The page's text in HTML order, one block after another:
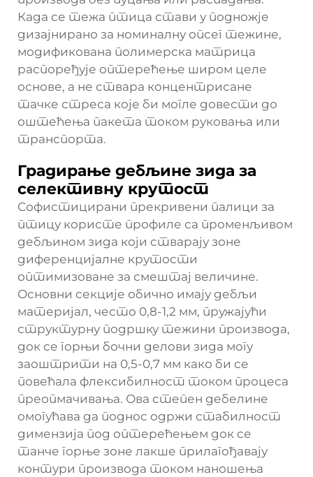
Када се тежа птица стави у подножје
дизајнирано за номиналну опсег тежине,
модификована полимерска матрица
распоређује оптерећење широм целе
основе, а не ствара концентрисане
тачке стреса које би могле довести до
оштећења пакета током руковања или
транспорта.
Градирање дебљине зида за
селективну крутост
Софистицирани прекривени палици за
птицу користе профиле са променљивом
дебљином зида који стварају зоне
диференцијалне крутости
оптимизоване за смештај величине.
Основни секције обично имају дебљи
материјал, често 0,8-1,2 мм, пружајући
структурну подршку тежини производа,
док се горњи бочни делови зида могу
заоштрити на 0,5-0,7 мм како би се
повећала флексибилност током процеса
преопмачивања. Ова степен дебелине
омогућава да поднос одржи стабилност
димензија под оптерећењем док се
танче горње зоне лакше прилагођавају
контури производа током наношења